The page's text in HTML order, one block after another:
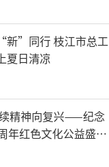
”同行 枝江市总工
夏日清凉
精神向复兴——纪念
年红色文化公益盛典